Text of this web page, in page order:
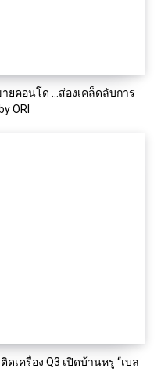
ายคอนโด …ส่องเคล็ดลับการ
ORI
เครื่อง Q3 เปิดบ้านหรู “เบล